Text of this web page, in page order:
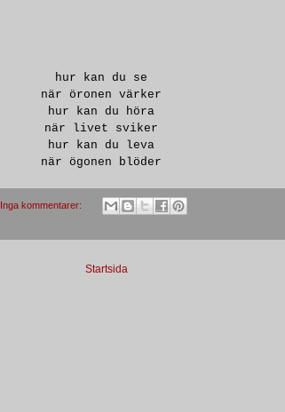
hur kan du se
när öronen värker
hur kan du höra
när livet sviker
hur kan du leva
när ögonen blöder
Inga kommentarer:
Startsida